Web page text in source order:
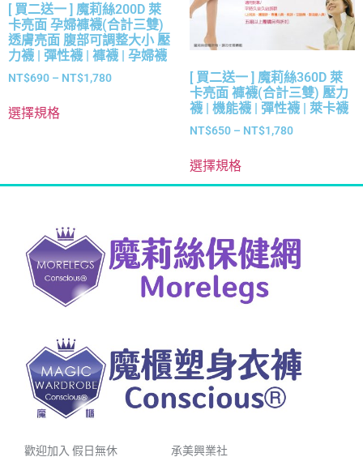
[ 買二送一 ] 魔莉絲200D 萊
卡亮面 孕婦褲襪(合計三雙)
透膚亮面 腹部可調整大小 壓
力襪 | 彈性襪 | 褲襪 | 孕婦襪
NT$690 – NT$1,780
選擇規格
[ 買二送一 ] 魔莉絲360D 萊
卡亮面 褲襪(合計三雙) 壓力
襪 | 機能襪 | 彈性襪 | 萊卡襪
NT$650 – NT$1,780
選擇規格
歡迎加入 假日無休
承美興業社